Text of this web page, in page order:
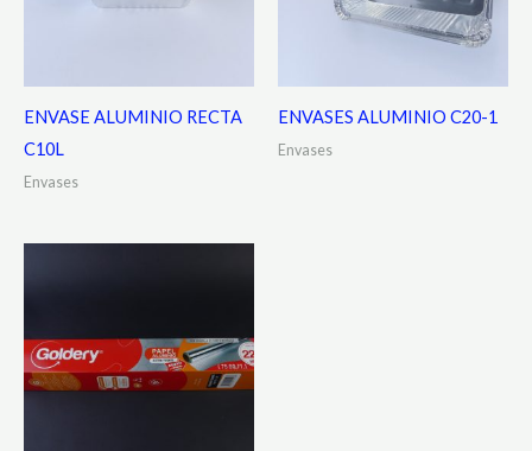
ENVASE ALUMINIO RECTA
C10L
Envases
ENVASES ALUMINIO C20-1
Envases